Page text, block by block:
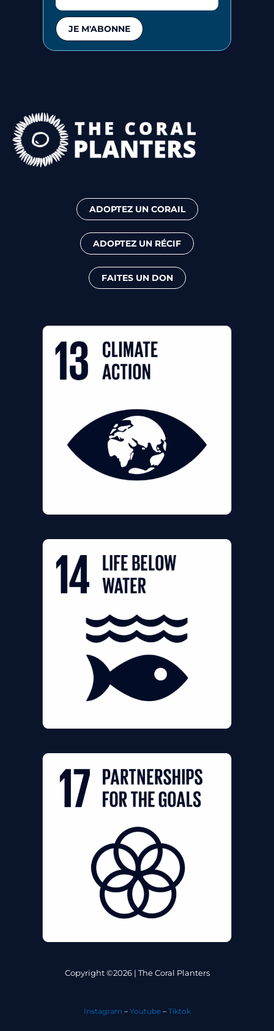
JE M'ABONNE
ADOPTEZ UN CORAIL
ADOPTEZ UN RÉCIF
FAITES UN DON
Copyright ©2026 | The Coral Planters
Instagram – Youtube– Tiktok